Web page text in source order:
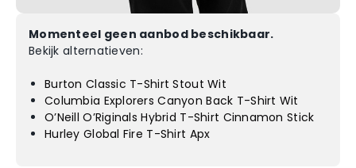
Momenteel geen aanbod beschikbaar.
Bekijk alternatieven:
Burton Classic T-Shirt Stout Wit
Columbia Explorers Canyon Back T-Shirt Wit
O’Neill O’Riginals Hybrid T-Shirt Cinnamon Stick
Hurley Global Fire T-Shirt Apx